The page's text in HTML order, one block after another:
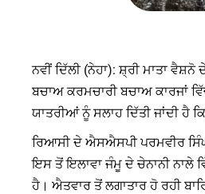
ਨਵੀਂ ਦਿੱਲੀ (ਨੇਹਾ): ਸ਼੍ਰੀ ਮਾਤਾ
ਬਚਾਅ ਕਰਮਚਾਰੀ ਬਚਾਅ ਕਾਰਜਾਂ
ਯਾਤਰੀਆਂ ਨੂੰ ਸਲਾਹ ਦਿੱਤੀ ਜਾਂਦੀ ਹੈ
ਰਿਆਸੀ ਦੇ ਐਸਐਸਪੀ ਪਰਮਵੀਰ
ਇਸ ਤੋਂ ਇਲਾਵਾ ਜੰਮੂ ਦੇ ਚੇਨਾਨੀ ਨਾਲੇ
ਹੈ। ਐਤਵਾਰ ਤੋਂ ਲਗਾਤਾਰ ਹੋ ਰਹੀ